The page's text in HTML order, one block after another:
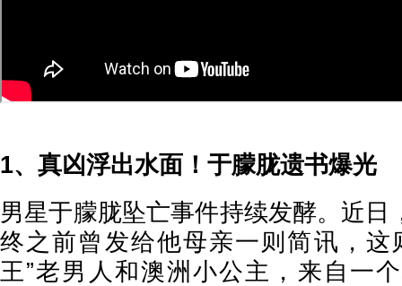
1、真凶浮出水面！于朦胧遗书爆光
男星于朦胧坠亡事件持续发酵。近日
终之前曾发给他母亲一则简讯，这
王”老男人和澳洲小公主，来自一